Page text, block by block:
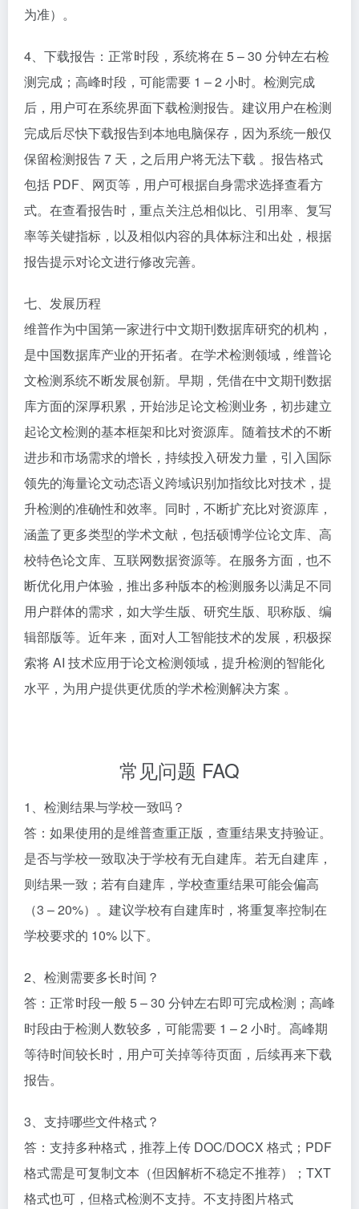
为准）。​
4、下载报告：正常时段，系统将在 5 – 30 分钟左右检
测完成；高峰时段，可能需要 1 – 2 小时。检测完成
后，用户可在系统界面下载检测报告。建议用户在检测
完成后尽快下载报告到本地电脑保存，因为系统一般仅
保留检测报告 7 天，之后用户将无法下载 。报告格式
包括 PDF、网页等，用户可根据自身需求选择查看方
式。在查看报告时，重点关注总相似比、引用率、复写
率等关键指标，以及相似内容的具体标注和出处，根据
报告提示对论文进行修改完善。​
七、发展历程​
维普作为中国第一家进行中文期刊数据库研究的机构，
是中国数据库产业的开拓者。在学术检测领域，维普论
文检测系统不断发展创新。早期，凭借在中文期刊数据
库方面的深厚积累，开始涉足论文检测业务，初步建立
起论文检测的基本框架和比对资源库。随着技术的不断
进步和市场需求的增长，持续投入研发力量，引入国际
领先的海量论文动态语义跨域识别加指纹比对技术，提
升检测的准确性和效率。同时，不断扩充比对资源库，
涵盖了更多类型的学术文献，包括硕博学位论文库、高
校特色论文库、互联网数据资源等。在服务方面，也不
断优化用户体验，推出多种版本的检测服务以满足不同
用户群体的需求，如大学生版、研究生版、职称版、编
辑部版等。近年来，面对人工智能技术的发展，积极探
索将 AI 技术应用于论文检测领域，提升检测的智能化
水平，为用户提供更优质的学术检测解决方案 。​
常见问题 FAQ​
1、检测结果与学校一致吗？​
答：如果使用的是维普查重正版，查重结果支持验证。
是否与学校一致取决于学校有无自建库。若无自建库，
则结果一致；若有自建库，学校查重结果可能会偏高
（3 – 20%）。建议学校有自建库时，将重复率控制在
学校要求的 10% 以下。​
2、检测需要多长时间？​
答：正常时段一般 5 – 30 分钟左右即可完成检测；高峰
时段由于检测人数较多，可能需要 1 – 2 小时。高峰期
等待时间较长时，用户可关掉等待页面，后续再来下载
报告。​
3、支持哪些文件格式？​
答：支持多种格式，推荐上传 DOC/DOCX 格式；PDF
格式需是可复制文本（但因解析不稳定不推荐）；TXT
格式也可，但格式检测不支持。不支持图片格式